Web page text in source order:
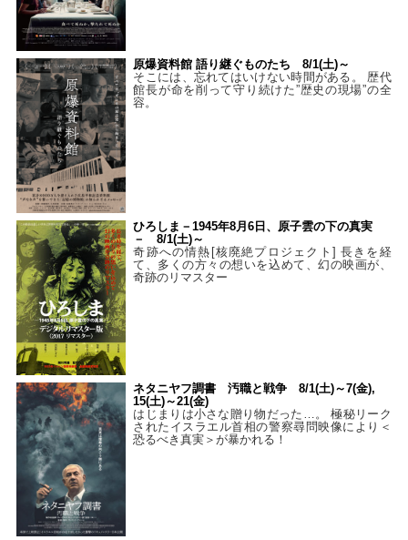
原爆資料館 語り継ぐものたち 8/1(土)～
そこには、忘れてはいけない時間がある。 歴代
館長が命を削って守り続けた”歴史の現場”の全
容。
ひろしま－1945年8月6日、原子雲の下の真実
－ 8/1(土)～
奇跡への情熱[核廃絶プロジェクト] 長きを経
て、多くの方々の想いを込めて、幻の映画が、
奇跡のリマスター
ネタニヤフ調書 汚職と戦争 8/1(土)～7(金),
15(土)～21(金)
はじまりは小さな贈り物だった…。 極秘リーク
されたイスラエル首相の警察尋問映像により＜
恐るべき真実＞が暴かれる！